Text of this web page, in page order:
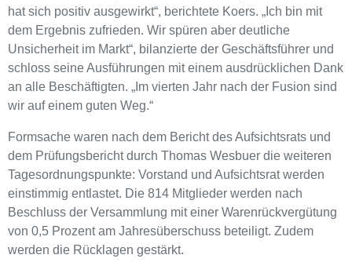
hat sich positiv ausgewirkt“, berichtete Koers. „Ich bin mit
dem Ergebnis zufrieden. Wir spüren aber deutliche
Unsicherheit im Markt“, bilanzierte der Geschäftsführer und
schloss seine Ausführungen mit einem ausdrücklichen Dank
an alle Beschäftigten. „Im vierten Jahr nach der Fusion sind
wir auf einem guten Weg.“
Formsache waren nach dem Bericht des Aufsichtsrats und
dem Prüfungsbericht durch Thomas Wesbuer die weiteren
Tagesordnungspunkte: Vorstand und Aufsichtsrat werden
einstimmig entlastet. Die 814 Mitglieder werden nach
Beschluss der Versammlung mit einer Warenrückvergütung
von 0,5 Prozent am Jahresüberschuss beteiligt. Zudem
werden die Rücklagen gestärkt.